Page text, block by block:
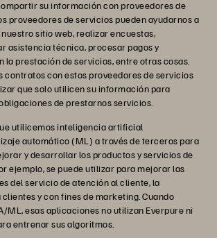
su información con proveedores de
proveedores de servicios pueden ayudarnos a
sitio web, realizar encuestas,
asistencia técnica, procesar pagos y
la prestación de servicios, entre otras cosas.
contratos con estos proveedores de servicios
que solo utilicen su información para
de prestarnos servicios.
utilicemos inteligencia artificial
automático (ML) a través de terceros para
y desarrollar los productos y servicios de
ejemplo, se puede utilizar para mejorar las
del servicio de atención al cliente, la
y con fines de marketing. Cuando
ML, esas aplicaciones no utilizan Everpure ni
entrenar sus algoritmos.